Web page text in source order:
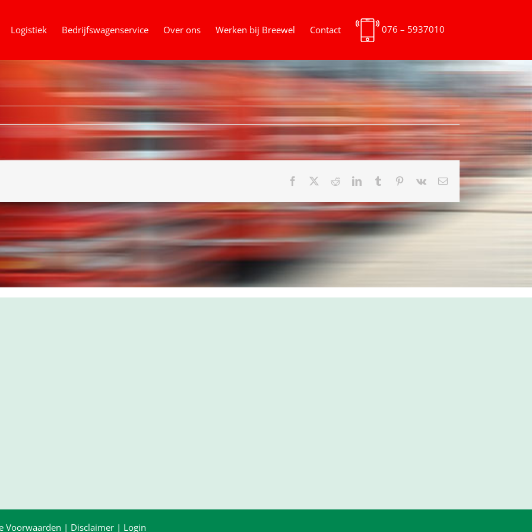
Logistiek Bedrijfswagenservice Over ons Werken bij Breewel Contact 076 – 5937010
Facebook RedditLinkedInTumblr Pinterest
Vk
E-
mail
Voorwaarden | Disclaimer | Login